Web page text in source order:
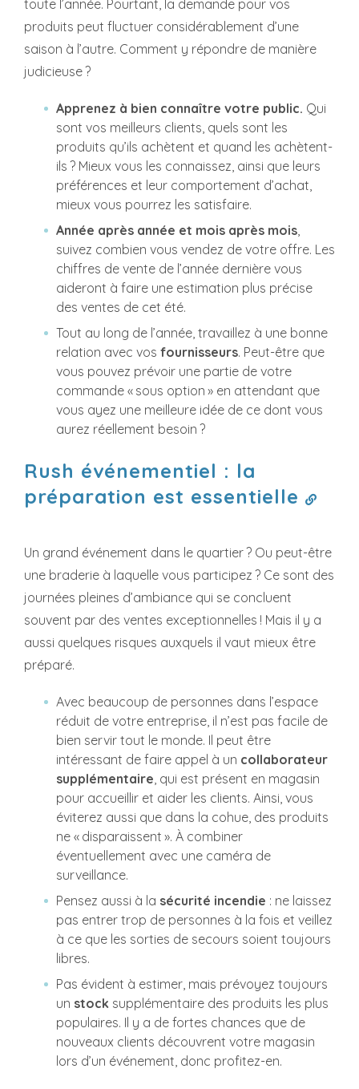
toute l’année. Pourtant, la demande pour vos
produits peut fluctuer considérablement d’une
saison à l’autre. Comment y répondre de manière
judicieuse ?
Apprenez à bien connaître votre public. Qui
sont vos meilleurs clients, quels sont les
produits qu’ils achètent et quand les achètent-
ils ? Mieux vous les connaissez, ainsi que leurs
préférences et leur comportement d’achat,
mieux vous pourrez les satisfaire.
Année après année et mois après mois
suivez combien vous vendez de votre offre. Les
chiffres de vente de l’année dernière vous
aideront à faire une estimation plus précise
des ventes de cet été.
Tout au long de l’année, travaillez à une bonne
relation avec vos fournisseurs. Peut-être que
vous pouvez prévoir une partie de votre
commande « sous option » en attendant que
vous ayez une meilleure idée de ce dont vous
aurez réellement besoin ?
Rush événementiel : la
préparation est essentielle
Un grand événement dans le quartier ? Ou peut-être
une braderie à laquelle vous participez ? Ce sont des
journées pleines d’ambiance qui se concluent
souvent par des ventes exceptionnelles ! Mais il y a
aussi quelques risques auxquels il vaut mieux être
préparé.
Avec beaucoup de personnes dans l’espace
réduit de votre entreprise, il n’est pas facile de
bien servir tout le monde. Il peut être
intéressant de faire appel à un collaborateur
supplémentaire , qui est présent en magasin
pour accueillir et aider les clients. Ainsi, vous
éviterez aussi que dans la cohue, des produits
ne « disparaissent ». À combiner
éventuellement avec une caméra de
surveillance.
Pensez aussi à la sécurité incendie : ne laissez
pas entrer trop de personnes à la fois et veillez
à ce que les sorties de secours soient toujours
libres.
Pas évident à estimer, mais prévoyez toujours
un stock supplémentaire des produits les plus
populaires. Il y a de fortes chances que de
nouveaux clients découvrent votre magasin
lors d’un événement, donc profitez-en.